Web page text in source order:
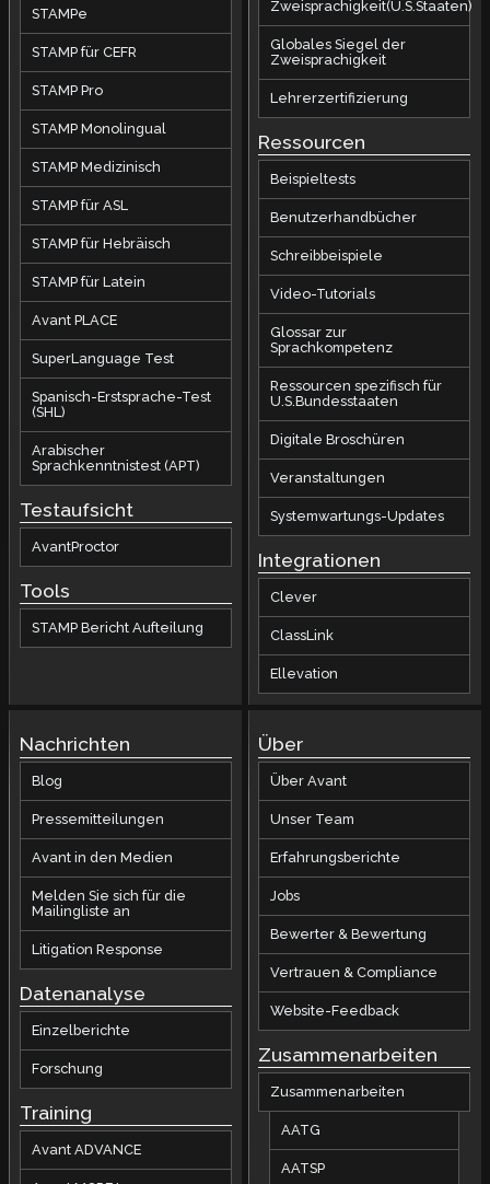
STAMPe
STAMP für CEFR
STAMP Pro
STAMP Monolingual
STAMP Medizinisch
STAMP für ASL
STAMP für Hebräisch
STAMP für Latein
Avant PLACE
SuperLanguage Test
Spanisch-Erstsprache-Test
(SHL)
Arabischer
Sprachkenntnistest (APT)
Testaufsicht
AvantProctor
Tools
STAMP Bericht Aufteilung
Zweisprachigkeit(U.S.Staaten)
Globales Siegel der
Zweisprachigkeit
Lehrerzertifizierung
Ressourcen
Beispieltests
Benutzerhandbücher
Schreibbeispiele
Video-Tutorials
Glossar zur
Sprachkompetenz
Ressourcen spezifisch für
U.S.Bundesstaaten
Digitale Broschüren
Veranstaltungen
Systemwartungs-Updates
Integrationen
Clever
ClassLink
Ellevation
Nachrichten
Blog
Pressemitteilungen
Avant in den Medien
Melden Sie sich für die
Mailingliste an
Litigation Response
Datenanalyse
Einzelberichte
Forschung
Training
Avant ADVANCE
Über
Über Avant
Unser Team
Erfahrungsberichte
Jobs
Bewerter & Bewertung
Vertrauen & Compliance
Website-Feedback
Zusammenarbeiten
Zusammenarbeiten
AATG
AATSP